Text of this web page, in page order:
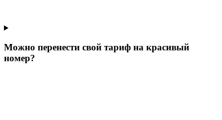
Можно перенести свой тариф на красивый
номер?